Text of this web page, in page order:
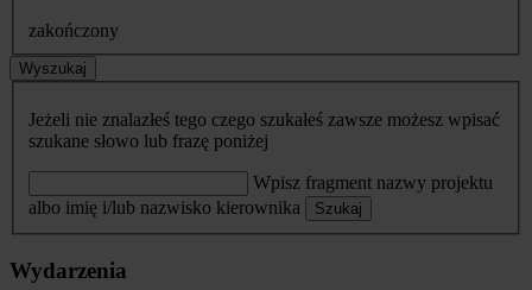
zakończony
Wyszukaj
Jeżeli nie znalazłeś tego czego szukałeś zawsze możesz wpisać
szukane słowo lub frazę poniżej
Wpisz fragment nazwy projektu
albo imię i/lub nazwisko kierownika
Szukaj
Wydarzenia